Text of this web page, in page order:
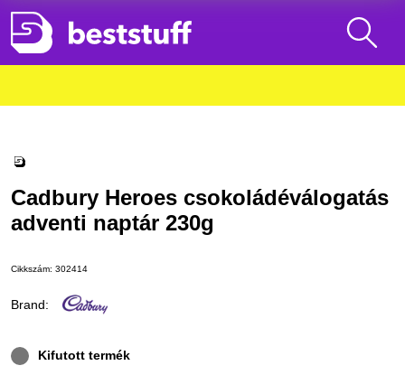
Cadbury Heroes csokoládéválogatás
adventi naptár 230g
Cikkszám: 302414
Brand:
Kifutott termék